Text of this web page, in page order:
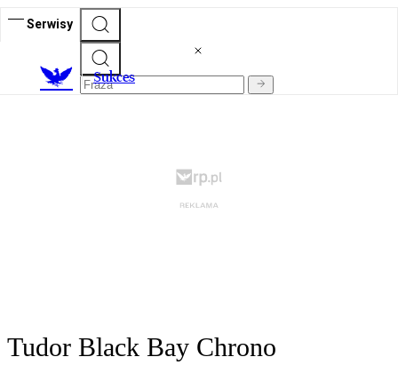
Serwisy
Sukces
Tudor Black Bay Chrono